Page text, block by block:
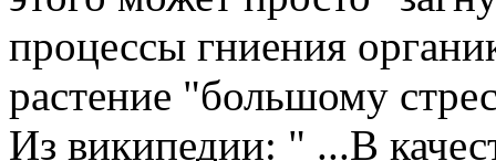
процессы гниения
растение "большому
Из википедии: " ...В